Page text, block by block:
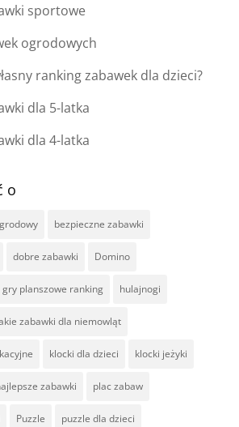
sportowe
ogrodowych
ranking zabawek dla dzieci?
dla 5-latka
dla 4-latka
o
bezpieczne zabawki
dobre zabawki Domino
gry planszowe ranking hulajnogi
zabawki dla niemowląt
klocki dla dzieci klocki jeżyki
zabawki plac zabaw
Puzzle puzzle dla dzieci